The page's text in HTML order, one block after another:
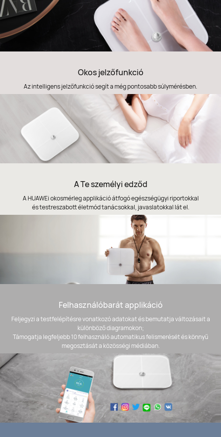
Okos jelzőfunkció
Az intelligens jelzőfunkció segít a még pontosabb súlymérésben.
A Te személyi edződ
A HUAWEi okosmérleg applikáció átfogó egészségügyi riportokkal
és testreszabott életmód tanácsokkal, javaslatokkal lát el.
Felhasználóbarát applikáció
Feljegyzi a testfelépítésre vonatkozó adatokat és bemutatja változásait a
különböző diagramokon;
Támogatja legfeljebb 10 felhasználó automatikus felismerését és könnyű
megosztását a közösségi médiában.